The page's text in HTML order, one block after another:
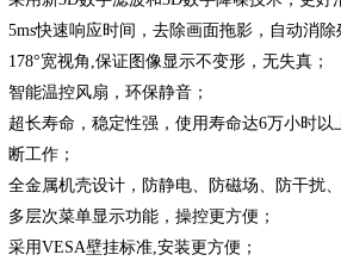
5ms快速响应时间，去除画面拖影，自动消除
178°宽视角,保证图像显示不变形，无失真；
智能温控风扇，环保静音；
超长寿命，稳定性强，使用寿命达6万小时以
断工作；
全金属机壳设计，防静电、防磁场、防干扰、
多层次菜单显示功能，操控更方便；
采用VESA壁挂标准,安装更方便；